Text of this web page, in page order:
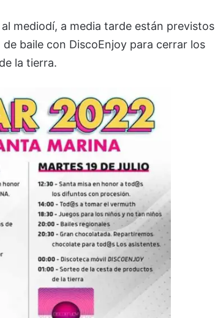
mediodí, a media tarde están previstos
baile con DiscoEnjoy para cerrar los
la tierra.